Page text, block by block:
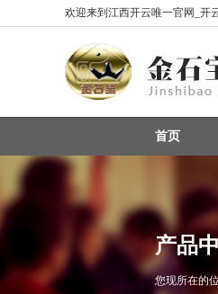
欢迎来到江西开云唯一官网_开
首页
产品
您现所在的